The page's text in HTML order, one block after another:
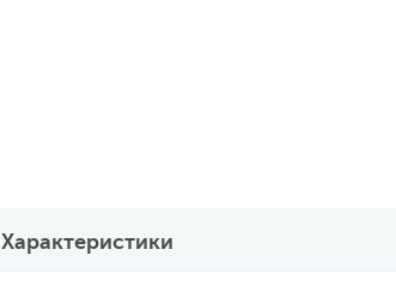
Характеристики